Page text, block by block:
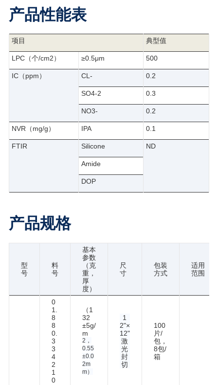
产品性能表
项目 典型值
LPC（个/cm2） ≥0.5μm 500
IC（ppm） CL- 0.2
SO4-2 0.3
NO3- 0.2
NVR（mg/g） IPA 0.1
FTIR Silicone ND
Amide
DOP
产品规格
型
号
料
号
基本
参数
（克
重，
厚
度）
尺
寸
包装
方式
适用
范围
0
1.
8
8
0.
3
3
4
2
1
0
（1
32
±5g/
m
2，
0.55
±0.0
2m
m）
1
2"×
12"
激
光
封
切
100
片/
包，
8包/
箱